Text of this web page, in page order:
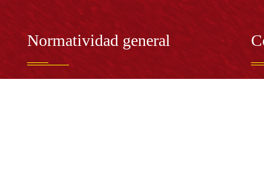
Normatividad general